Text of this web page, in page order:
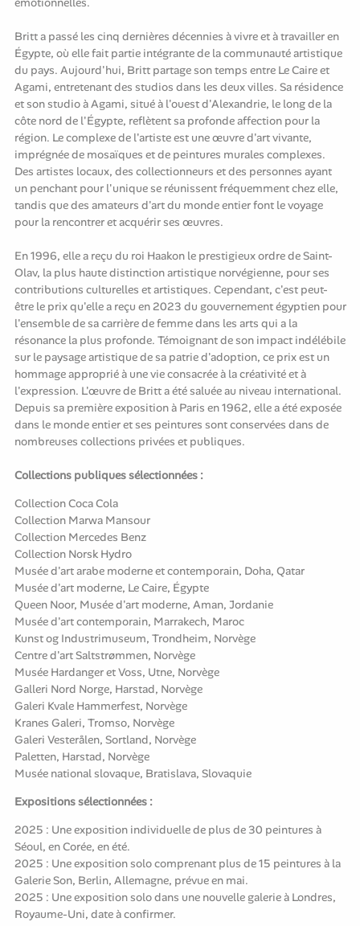
Britt a passé les cinq dernières décennies à vivre et à travailler en
Égypte, où elle fait partie intégrante de la communauté artistique
du pays. Aujourd'hui, Britt partage son temps entre Le Caire et
Agami, entretenant des studios dans les deux villes. Sa résidence
et son studio à Agami, situé à l'ouest d'Alexandrie, le long de la
côte nord de l'Égypte, reflètent sa profonde affection pour la
région. Le complexe de l'artiste est une œuvre d'art vivante,
imprégnée de mosaïques et de peintures murales complexes.
Des artistes locaux, des collectionneurs et des personnes ayant
un penchant pour l'unique se réunissent fréquemment chez elle,
tandis que des amateurs d'art du monde entier font le voyage
pour la rencontrer et acquérir ses œuvres.
En 1996, elle a reçu du roi Haakon le prestigieux ordre de Saint-
Olav, la plus haute distinction artistique norvégienne, pour ses
contributions culturelles et artistiques. Cependant, c'est peut-
être le prix qu'elle a reçu en 2023 du gouvernement égyptien pour
l'ensemble de sa carrière de femme dans les arts qui a la
résonance la plus profonde. Témoignant de son impact indélébile
sur le paysage artistique de sa patrie d'adoption, ce prix est un
hommage approprié à une vie consacrée à la créativité et à
l'expression. L'œuvre de Britt a été saluée au niveau international.
Depuis sa première exposition à Paris en 1962, elle a été exposée
dans le monde entier et ses peintures sont conservées dans de
nombreuses collections privées et publiques.
Collections publiques sélectionnées :
Collection Coca Cola
Collection Marwa Mansour
Collection Mercedes Benz
Collection Norsk Hydro
Musée d'art arabe moderne et contemporain, Doha, Qatar
Musée d'art moderne, Le Caire, Égypte
Queen Noor, Musée d'art moderne, Aman, Jordanie
Musée d'art contemporain, Marrakech, Maroc
Kunst og Industrimuseum, Trondheim, Norvège
Centre d'art Saltstrømmen, Norvège
Musée Hardanger et Voss, Utne, Norvège
Galleri Nord Norge, Harstad, Norvège
Galeri Kvale Hammerfest, Norvège
Kranes Galeri, Tromso, Norvège
Galeri Vesterålen, Sortland, Norvège
Paletten, Harstad, Norvège
Musée national slovaque, Bratislava, Slovaquie
Expositions sélectionnées :
2025 : Une exposition individuelle de plus de 30 peintures à
Séoul, en Corée, en été.
2025 : Une exposition solo comprenant plus de 15 peintures à la
Galerie Son, Berlin, Allemagne, prévue en mai.
2025 : Une exposition solo dans une nouvelle galerie à Londres,
Royaume-Uni, date à confirmer.